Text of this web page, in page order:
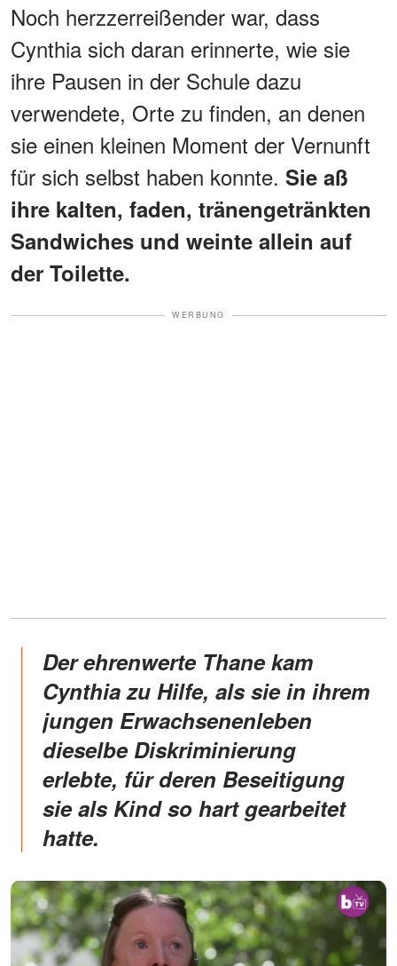
Noch herzzerreißender war, dass
Cynthia sich daran erinnerte, wie sie
ihre Pausen in der Schule dazu
verwendete, Orte zu finden, an denen
sie einen kleinen Moment der Vernunft
für sich selbst haben konnte. Sie aß
ihre kalten, faden, tränengetränkten
Sandwiches und weinte allein auf
der Toilette.
WERBUNG
Der ehrenwerte Thane kam
Cynthia zu Hilfe, als sie in ihrem
jungen Erwachsenenleben
dieselbe Diskriminierung
erlebte, für deren Beseitigung
sie als Kind so hart gearbeitet
hatte.